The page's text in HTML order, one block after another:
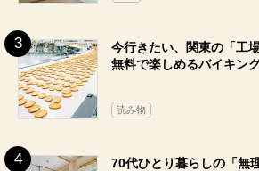
今行きたい、関東の「工
無料で楽しめるバイキン
読み物
70代ひとり暮らしの「無